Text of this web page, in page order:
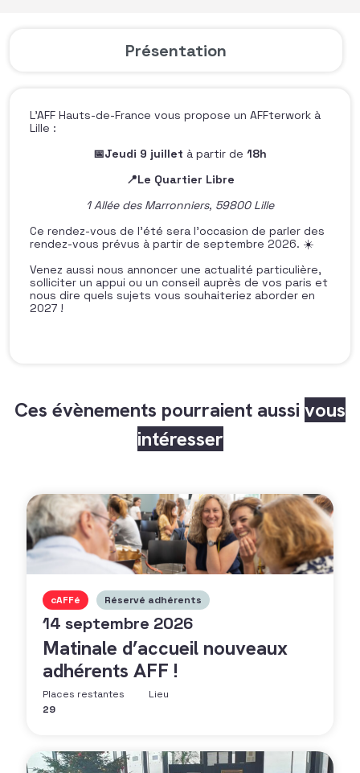
Présentation
L’AFF Hauts-de-France vous propose un AFFterwork à
Lille :
📅Jeudi 9 juillet à partir de 18h
📍Le Quartier Libre
1 Allée des Marronniers, 59800 Lille
Ce rendez-vous de l’été sera l’occasion de parler des
rendez-vous prévus à partir de septembre 2026. ☀️
Venez aussi nous annoncer une actualité particulière,
solliciter un appui ou un conseil auprès de vos paris et
nous dire quels sujets vous souhaiteriez aborder en
2027 !
Ces évènements pourraient aussi vous
intéresser
cAFFé Réservé adhérents
14 septembre 2026
Matinale d’accueil nouveaux
adhérents AFF !
Places restantes
29
Lieu